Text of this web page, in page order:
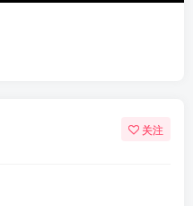
关注